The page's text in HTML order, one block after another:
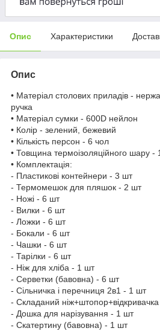
Опис Характеристики
Опис
• Матеріал столових приладів -
ручка
• Матеріал сумки - 600D нейлон
• Колір - зелений, бежевий
• Кількість персон - 6 чол
• Товщина термоізоляційного шару -
• Комплектація:
- Пластикові контейнери - 3 шт
- Термомешок для пляшок - 2 шт
- Ножі - 6 шт
- Вилки - 6 шт
- Ложки - 6 шт
- Бокали - 6 шт
- Чашки - 6 шт
- Тарілки - 6 шт
- Ніж для хліба - 1 шт
- Серветки (бавовна) - 6 шт
- Сільничка і перечниця 2в1 - 1 шт
- Складаний
- Дошка для нарізування - 1 шт
- Скатертину (бавовна) - 1 шт